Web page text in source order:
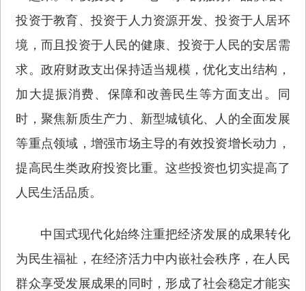
投资于教育、投资于人力资源开发、投资于人居环
境，而且投资于人民的健康、投资于人民的安居需
求。政府财政支出保持适当规模，优化支出结构，
加大提振消费、保障和改善民生等方面支出。同
时，聚焦新质生产力、新型城镇化、人的全面发展
等重点领域，增强市场主导的有效投资增长动力，
提高民生类政府投资比重。这些投资也切实提高了
人民生活品质。
中国式现代化始终注重把经济发展的成果转化
为民生福祉，在经济活力中内嵌社会秩序，在人民
群众享受发展成果的同时，形成了社会稳定才能实